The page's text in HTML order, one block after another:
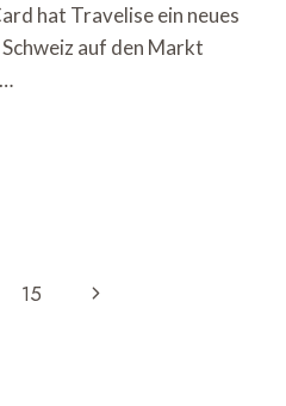
hat Travelise ein neues
auf den Markt
15
Nächste